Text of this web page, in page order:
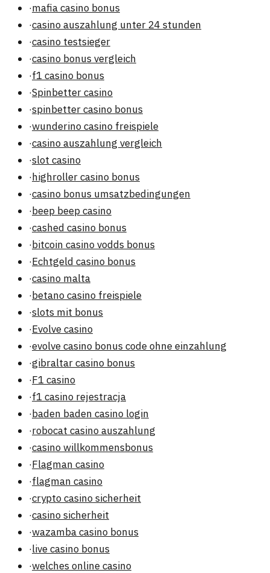
·mafia casino bonus
·casino auszahlung unter 24 stunden
·casino testsieger
·casino bonus vergleich
·f1 casino bonus
·Spinbetter casino
·spinbetter casino bonus
·wunderino casino freispiele
·casino auszahlung vergleich
·slot casino
·highroller casino bonus
·casino bonus umsatzbedingungen
·beep beep casino
·cashed casino bonus
·bitcoin casino vodds bonus
·Echtgeld casino bonus
·casino malta
·betano casino freispiele
·slots mit bonus
·Evolve casino
·evolve casino bonus code ohne einzahlung
·gibraltar casino bonus
·F1 casino
·f1 casino rejestracja
·baden baden casino login
·robocat casino auszahlung
·casino willkommensbonus
·Flagman casino
·flagman casino
·crypto casino sicherheit
·casino sicherheit
·wazamba casino bonus
·live casino bonus
·welches online casino